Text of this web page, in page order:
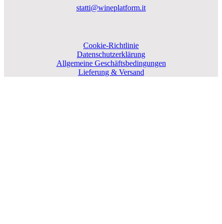
statti@wineplatform.it
Cookie-Richtlinie
Datenschutzerklärung
Allgemeine Geschäftsbedingungen
Lieferung & Versand